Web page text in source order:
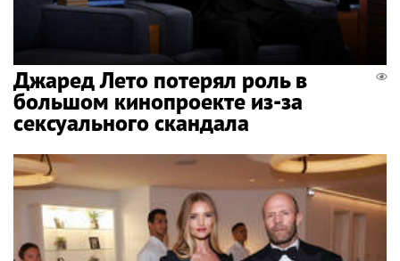
Джаред Лето потерял роль в
большом кинопроекте из-за
сексуального скандала